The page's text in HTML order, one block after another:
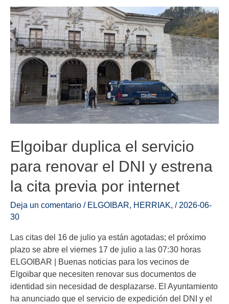
Elgoibar duplica el servicio
para renovar el DNI y estrena
la cita previa por internet
Deja un comentario / ELGOIBAR, HERRIAK, / 2026-06-
30
Las citas del 16 de julio ya están agotadas; el próximo
plazo se abre el viernes 17 de julio a las 07:30 horas
ELGOIBAR | Buenas noticias para los vecinos de
Elgoibar que necesiten renovar sus documentos de
identidad sin necesidad de desplazarse. El Ayuntamiento
ha anunciado que el servicio de expedición del DNI y el